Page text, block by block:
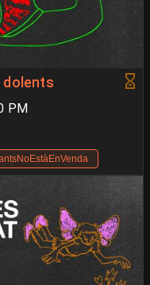
dolents
PM